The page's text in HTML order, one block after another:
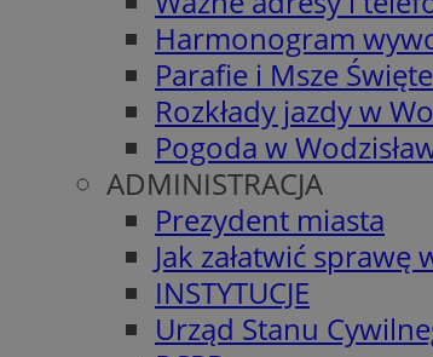
Harmonogram
Parafie i Msze
Rozkłady jazdy w
Pogoda w
ADMINISTRACJA
Prezydent miasta
Jak załatwić sprawę
INSTYTUCJE
Urząd Stanu